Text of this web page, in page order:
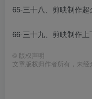
65-三十八、剪映制作超
66-三十九、剪映制作上
© 版权声明
文章版权归作者所有，未经